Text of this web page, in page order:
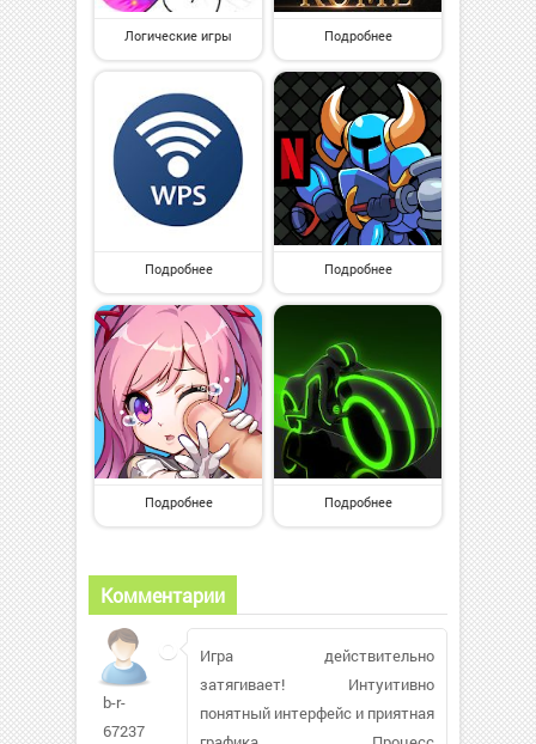
Логические игры Подробнее
Подробнее Подробнее
Подробнее Подробнее
Комментарии
b-r-
67237
Игра действительно
затягивает! Интуитивно
понятный интерфейс и приятная